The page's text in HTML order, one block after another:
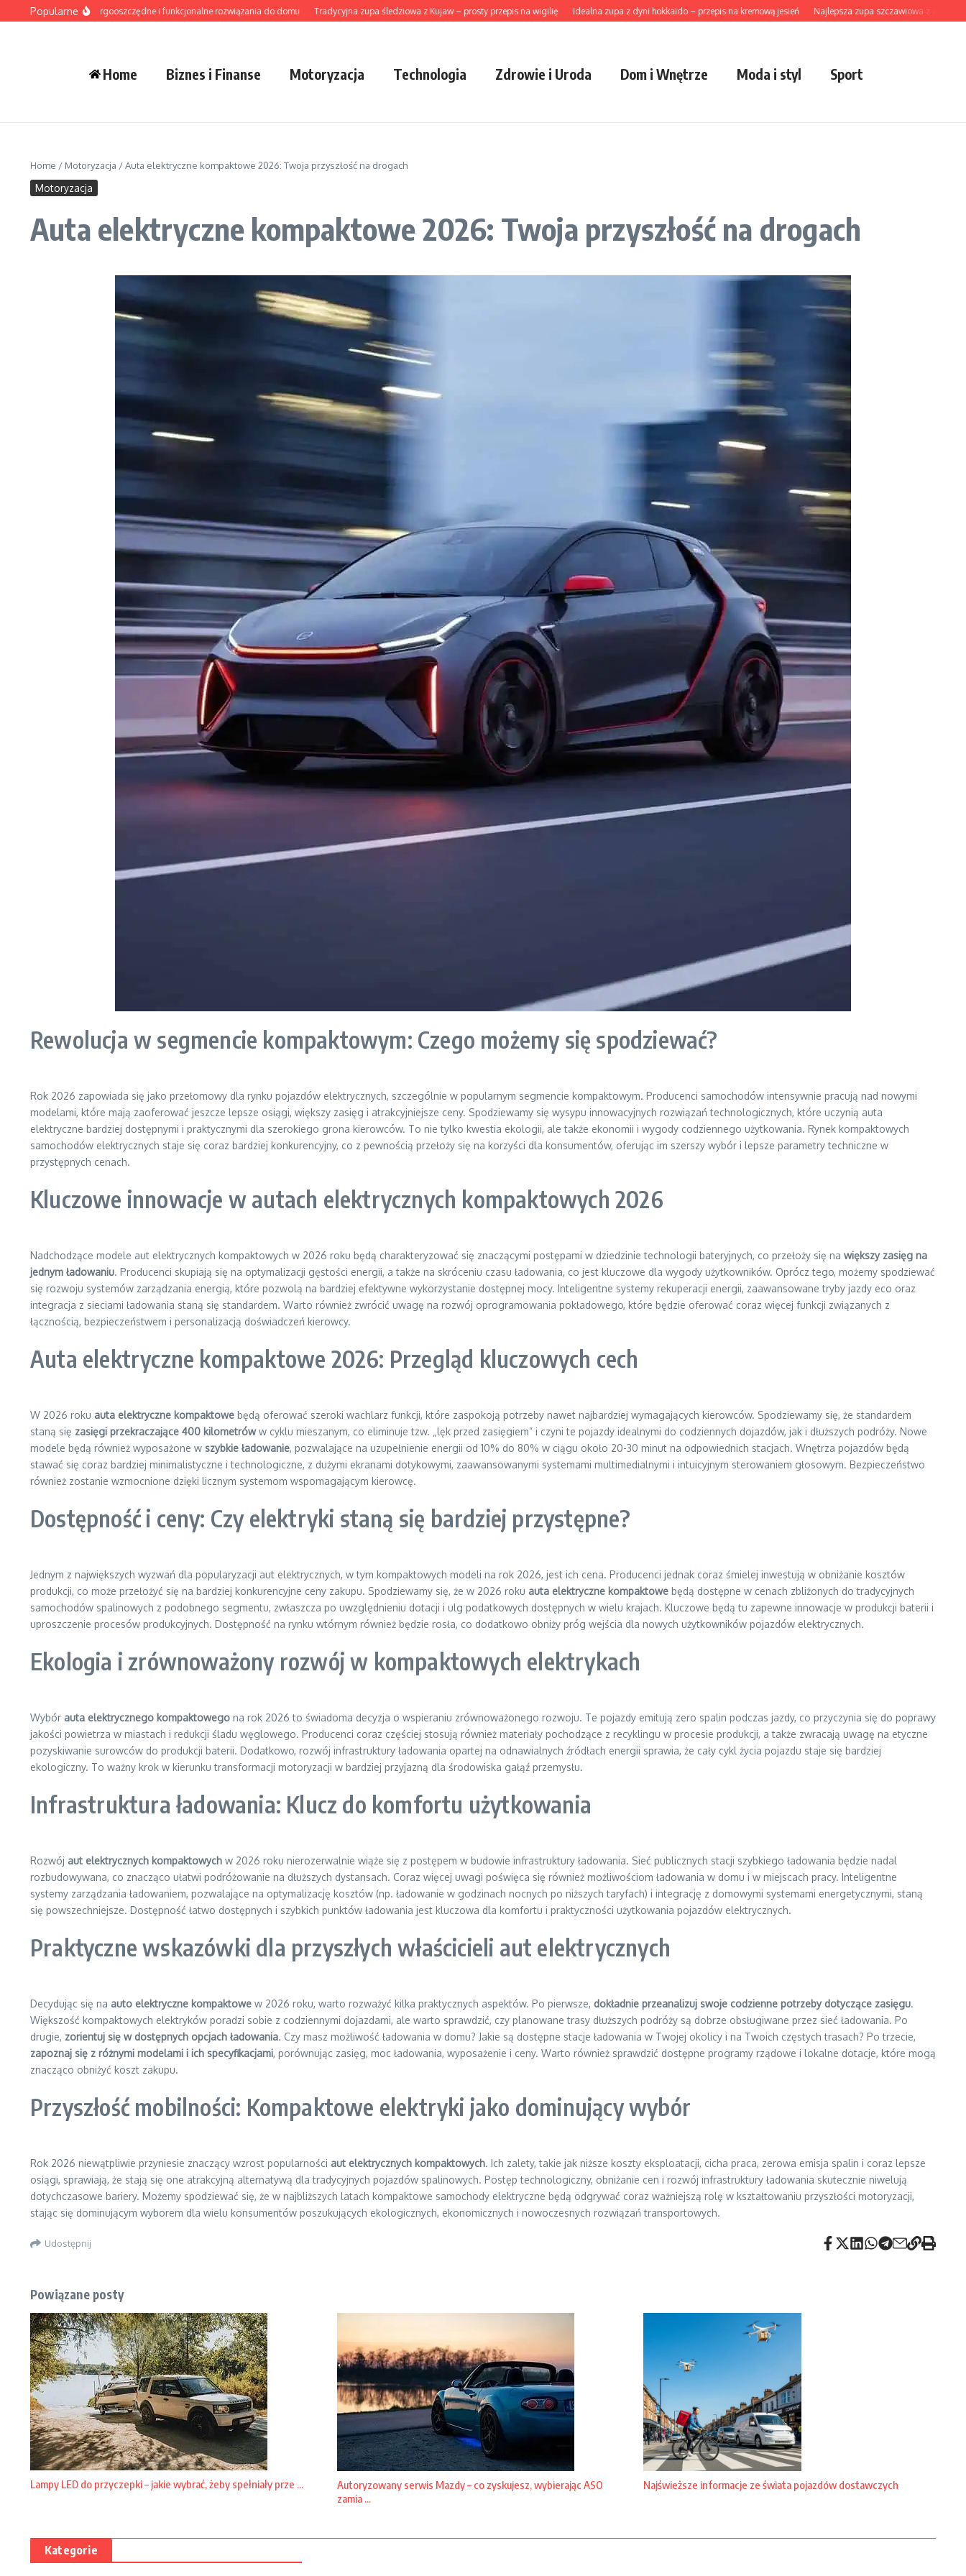
Przejdź do treści
Popularne
LED – energooszczędne i funkcjonalne rozwiązania do domu Tradycyjna zupa śledziowa z Kujaw – prosty przepis na wigilię Idealna zupa z dyni hokkaido – przepis na kremową jesień Najlepsza zupa szczawiowa z ziemniakami
Home Biznes i Finanse Motoryzacja Technologia Zdrowie i Uroda Dom i Wnętrze Moda i styl Sport
Home / Motoryzacja /Auta elektryczne kompaktowe 2026: Twoja przyszłość na drogach
Motoryzacja
Auta elektryczne kompaktowe 2026: Twoja przyszłość na drogach
Rewolucja w segmencie kompaktowym: Czego możemy się spodziewać?
Rok 2026 zapowiada się jako przełomowy dla rynku pojazdów elektrycznych, szczególnie w popularnym segmencie kompaktowym. Producenci samochodów intensywnie pracują nad nowymi
modelami, które mają zaoferować jeszcze lepsze osiągi, większy zasięg i atrakcyjniejsze ceny. Spodziewamy się wysypu innowacyjnych rozwiązań technologicznych, które uczynią auta
elektryczne bardziej dostępnymi i praktycznymi dla szerokiego grona kierowców. To nie tylko kwestia ekologii, ale także ekonomii i wygody codziennego użytkowania. Rynek kompaktowych
samochodów elektrycznych staje się coraz bardziej konkurencyjny, co z pewnością przełoży się na korzyści dla konsumentów, oferując im szerszy wybór i lepsze parametry techniczne w
przystępnych cenach.
Kluczowe innowacje w autach elektrycznych kompaktowych 2026
Nadchodzące modele aut elektrycznych kompaktowych w 2026 roku będą charakteryzować się znaczącymi postępami w dziedzinie technologii bateryjnych, co przełoży się na większy zasięg na
jednym ładowaniu. Producenci skupiają się na optymalizacji gęstości energii, a także na skróceniu czasu ładowania, co jest kluczowe dla wygody użytkowników. Oprócz tego, możemy spodziewać
się rozwoju systemów zarządzania energią, które pozwolą na bardziej efektywne wykorzystanie dostępnej mocy. Inteligentne systemy rekuperacji energii, zaawansowane tryby jazdy eco oraz
integracja z sieciami ładowania staną się standardem. Warto również zwrócić uwagę na rozwój oprogramowania pokładowego, które będzie oferować coraz więcej funkcji związanych z
łącznością, bezpieczeństwem i personalizacją doświadczeń kierowcy.
Auta elektryczne kompaktowe 2026: Przegląd kluczowych cech
W 2026 roku auta elektryczne kompaktowe będą oferować szeroki wachlarz funkcji, które zaspokoją potrzeby nawet najbardziej wymagających kierowców. Spodziewamy się, że standardem
staną się zasięgi przekraczające 400 kilometróww cyklu mieszanym, co eliminuje tzw. „lęk przed zasięgiem” i czyni te pojazdy idealnymi do codziennych dojazdów, jak i dłuższych podróży. Nowe
modele będą również wyposażone w szybkie ładowanie, pozwalające na uzupełnienie energii od 10% do 80% w ciągu około 20-30 minut na odpowiednich stacjach. Wnętrza pojazdów będą
stawać się coraz bardziej minimalistyczne i technologiczne, z dużymi ekranami dotykowymi, zaawansowanymi systemami multimedialnymi i intuicyjnym sterowaniem głosowym. Bezpieczeństwo
również zostanie wzmocnione dzięki licznym systemom wspomagającym kierowcę.
Dostępność i ceny: Czy elektryki staną się bardziej przystępne?
Jednym z największych wyzwań dla popularyzacji aut elektrycznych, w tym kompaktowych modeli na rok 2026, jest ich cena. Producenci jednak coraz śmielej inwestują w obniżanie kosztów
produkcji, co może przełożyć się na bardziej konkurencyjne ceny zakupu. Spodziewamy się, że w 2026 roku auta elektryczne kompaktowe będą dostępne w cenach zbliżonych do tradycyjnych
samochodów spalinowych z podobnego segmentu, zwłaszcza po uwzględnieniu dotacji i ulg podatkowych dostępnych w wielu krajach. Kluczowe będą tu zapewne innowacje w produkcji baterii i
uproszczenie procesów produkcyjnych. Dostępność na rynku wtórnym również będzie rosła, co dodatkowo obniży próg wejścia dla nowych użytkowników pojazdów elektrycznych.
Ekologia i zrównoważony rozwój w kompaktowych elektrykach
Wybór auta elektrycznego kompaktowego na rok 2026 to świadoma decyzja o wspieraniu zrównoważonego rozwoju. Te pojazdy emitują zero spalin podczas jazdy, co przyczynia się do poprawy
jakości powietrza w miastach i redukcji śladu węglowego. Producenci coraz częściej stosują również materiały pochodzące z recyklingu w procesie produkcji, a także zwracają uwagę na etyczne
pozyskiwanie surowców do produkcji baterii. Dodatkowo, rozwój infrastruktury ładowania opartej na odnawialnych źródłach energii sprawia, że cały cykl życia pojazdu staje się bardziej
ekologiczny. To ważny krok w kierunku transformacji motoryzacji w bardziej przyjazną dla środowiska gałąź przemysłu.
Infrastruktura ładowania: Klucz do komfortu użytkowania
Rozwój aut elektrycznych kompaktowych w 2026 roku nierozerwalnie wiąże się z postępem w budowie infrastruktury ładowania. Sieć publicznych stacji szybkiego ładowania będzie nadal
rozbudowywana, co znacząco ułatwi podróżowanie na dłuższych dystansach. Coraz więcej uwagi poświęca się również możliwościom ładowania w domu i w miejscach pracy. Inteligentne
systemy zarządzania ładowaniem, pozwalające na optymalizację kosztów (np. ładowanie w godzinach nocnych po niższych taryfach) i integrację z domowymi systemami energetycznymi, staną
się powszechniejsze. Dostępność łatwo dostępnych i szybkich punktów ładowania jest kluczowa dla komfortu i praktyczności użytkowania pojazdów elektrycznych.
Praktyczne wskazówki dla przyszłych właścicieli aut elektrycznych
Decydując się na auto elektryczne kompaktowe w 2026 roku, warto rozważyć kilka praktycznych aspektów. Po pierwsze, dokładnie przeanalizuj swoje codzienne potrzeby dotyczące zasięgu.
Większość kompaktowych elektryków poradzi sobie z codziennymi dojazdami, ale warto sprawdzić, czy planowane trasy dłuższych podróży są dobrze obsługiwane przez sieć ładowania. Po
drugie, zorientuj się w dostępnych opcjach ładowania. Czy masz możliwość ładowania w domu? Jakie są dostępne stacje ładowania w Twojej okolicy i na Twoich częstych trasach? Po trzecie,
zapoznaj się z różnymi modelami i ich specyfikacjami, porównując zasięg, moc ładowania, wyposażenie i ceny. Warto również sprawdzić dostępne programy rządowe i lokalne dotacje, które mogą
znacząco obniżyć koszt zakupu.
Przyszłość mobilności: Kompaktowe elektryki jako dominujący wybór
Rok 2026 niewątpliwie przyniesie znaczący wzrost popularności aut elektrycznych kompaktowych. Ich zalety, takie jak niższe koszty eksploatacji, cicha praca, zerowa emisja spalin i coraz lepsze
osiągi, sprawiają, że stają się one atrakcyjną alternatywą dla tradycyjnych pojazdów spalinowych. Postęp technologiczny, obniżanie cen i rozwój infrastruktury ładowania skutecznie niwelują
dotychczasowe bariery. Możemy spodziewać się, że w najbliższych latach kompaktowe samochody elektryczne będą odgrywać coraz ważniejszą rolę w kształtowaniu przyszłości motoryzacji,
stając się dominującym wyborem dla wielu konsumentów poszukujących ekologicznych, ekonomicznych i nowoczesnych rozwiązań transportowych.
Udostępnij
Powiązane posty
Lampy LED do przyczepki – jakie wybrać, żeby spełniały prze ...
Autoryzowany serwis Mazdy – co zyskujesz, wybierając ASO
zamia ...
Najświeższe informacje ze świata pojazdów dostawczych
Kategorie